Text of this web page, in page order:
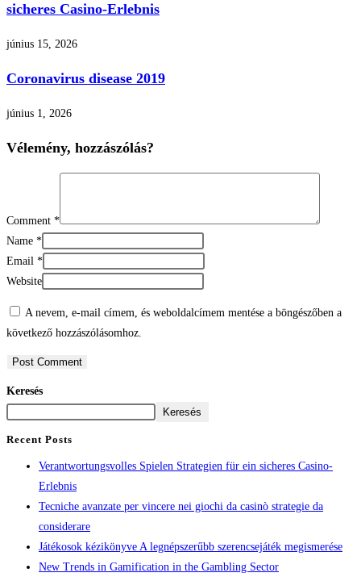
sicheres Casino-Erlebnis
június 15, 2026
Coronavirus disease 2019
június 1, 2026
Vélemény, hozzászólás?
Comment *
Name *
Email *
Website
A nevem, e-mail címem, és weboldalcímem mentése a böngészőben a
következő hozzászólásomhoz.
Keresés
Keresés
Recent Posts
Verantwortungsvolles Spielen Strategien für ein sicheres Casino-
Erlebnis
Tecniche avanzate per vincere nei giochi da casinò strategie da
considerare
Játékosok kézikönyve A legnépszerűbb szerencsejáték megismerése
New Trends in Gamification in the Gambling Sector